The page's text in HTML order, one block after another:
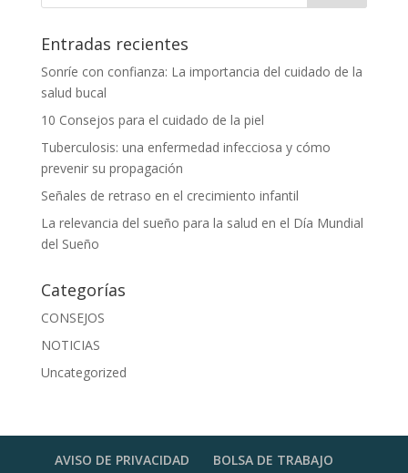
Entradas recientes
Sonríe con confianza: La importancia del cuidado de la
salud bucal
10 Consejos para el cuidado de la piel
Tuberculosis: una enfermedad infecciosa y cómo
prevenir su propagación
Señales de retraso en el crecimiento infantil
La relevancia del sueño para la salud en el Día Mundial
del Sueño
Categorías
CONSEJOS
NOTICIAS
Uncategorized
AVISO DE PRIVACIDAD BOLSA DE TRABAJO